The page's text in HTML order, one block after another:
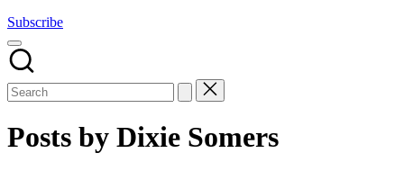
Subscribe
Posts by Dixie Somers